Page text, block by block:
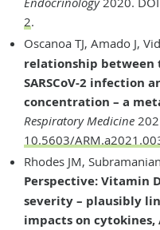
2.
Oscanoa TJ, Amado J,
relationship
SARSCoV-2 infection
concentration – a
Respiratory Medicine
10.5603/
Rhodes JM,
Perspective: Vitamin
severity – plausibly
impacts on cytokines,